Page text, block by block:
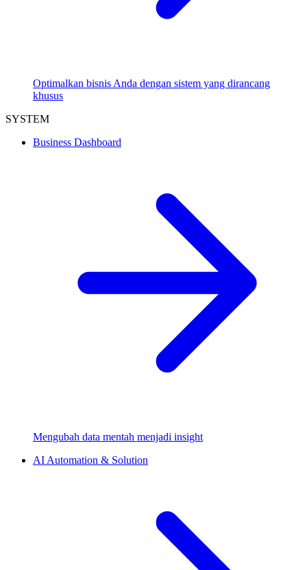
Optimalkan bisnis Anda dengan sistem yang dirancang
khusus
SYSTEM
Business Dashboard
Mengubah data mentah menjadi insight
AI Automation & Solution